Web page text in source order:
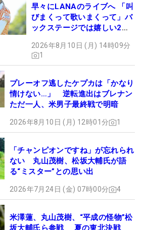
早々にLANAのライブへ 「叫
びまくって歌いまくって」バ
ックステージでは嬉しい2シ
2026年8月10日 (月) 14時09分
1
プレーオフ逃したケプカは「かなり
情けない…」 逆転進出はブレナン
ただ一人、米男子最終戦で明暗
2026年8月10日 (月) 12時01分 1
「チャンピオンですね」が忘れられ
ない 丸山茂樹、松坂大輔氏が語
る“ミスター”との思い出
2026年7月24日 (金) 07時00分 4
米澤蓮、丸山茂樹、“平成の怪物”松
坂大輔氏ら参戦 夏の東北決戦